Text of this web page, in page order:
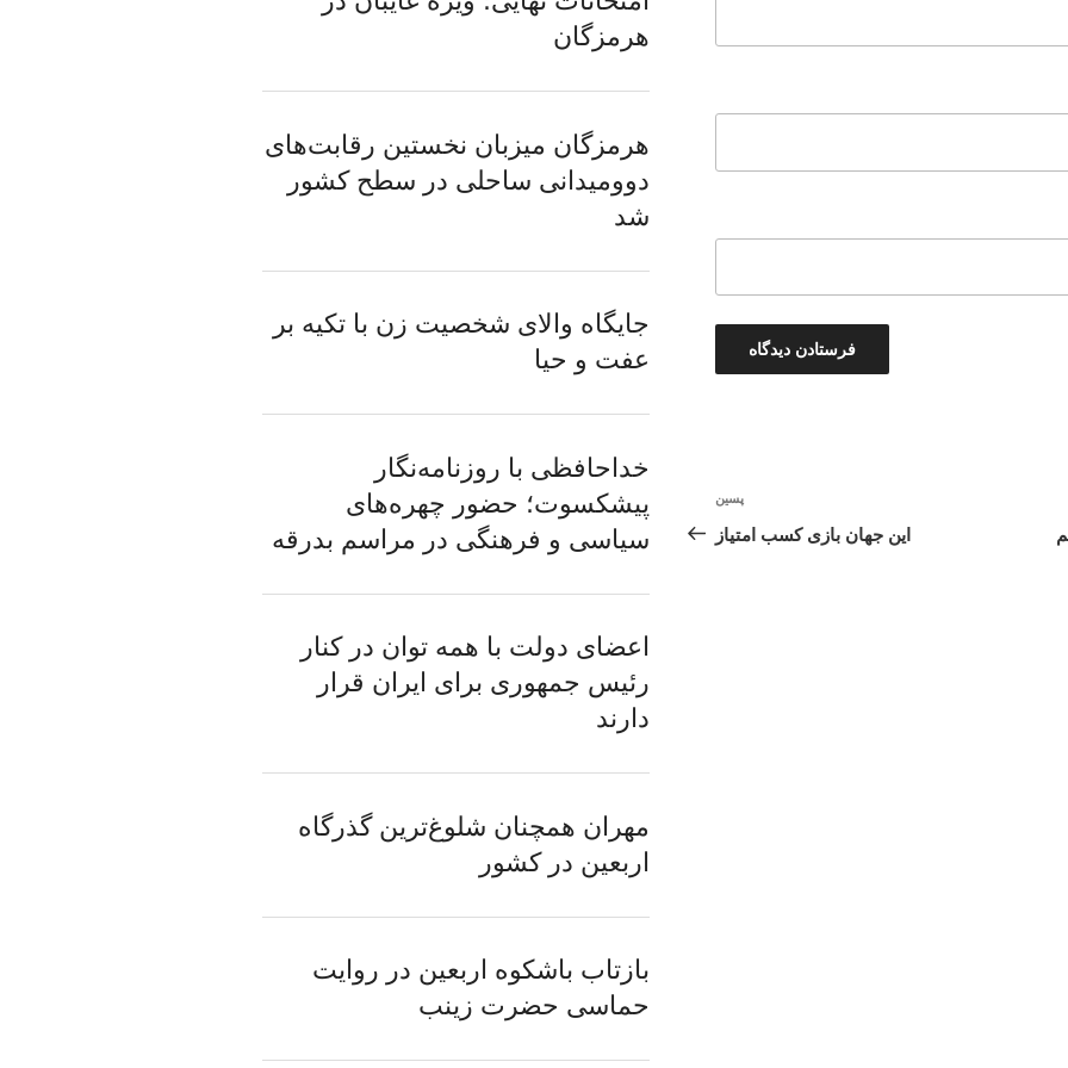
نوشته‌ٔ
بعدی
پسین
این جهان بازی کسب امتیاز
هرمزگان
هرمزگان میزبان نخستین رقابت‌های
دوومیدانی ساحلی در سطح کشور
شد
جایگاه والای شخصیت زن با تکیه بر
عفت و حیا
خداحافظی با روزنامه‌نگار
پیشکسوت؛ حضور چهره‌های
سیاسی و فرهنگی در مراسم بدرقه
اعضای دولت با همه توان در کنار
رئیس جمهوری برای ایران قرار
دارند
مهران همچنان شلوغ‌ترین گذرگاه
اربعین در کشور
بازتاب باشکوه اربعین در روایت
حماسی حضرت زینب